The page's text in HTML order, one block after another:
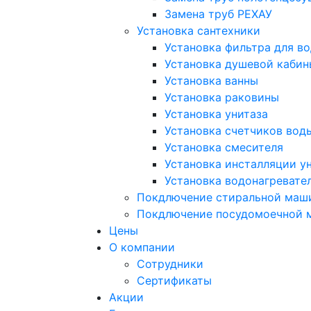
Замена труб РЕХАУ
Установка сантехники
Установка фильтра для
Установка душевой
Установка ванны
Установка раковины
Установка унитаза
Установка счетчиков
Установка смесителя
Установка инсталляции
Установка
Покдлючение стиральной
Покдлючение посудомоечной
Цены
О компании
Сотрудники
Сертификаты
Акции